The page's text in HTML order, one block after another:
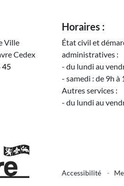
Ville
Cedex
45
Horaires :
État civil et
administratives :
- du lundi au
- samedi : de 9h à
Autres services :
- du lundi au
Pied de
Accessibilité -